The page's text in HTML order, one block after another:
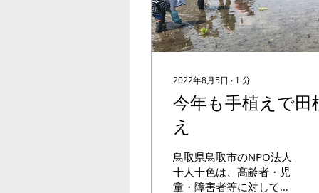
2022年8月5日 ∙ 1 分
今年も手植えで田
え
鳥取県鳥取市のNPO法人
十人十色は、高齢者・児
童・障害者等に対して、